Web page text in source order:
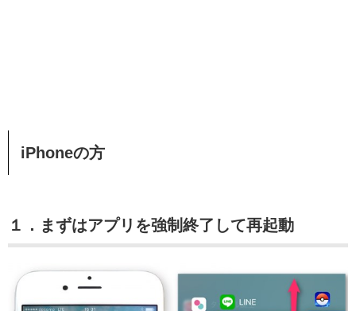
iPhoneの方
１．まずはアプリを強制終了して再起動